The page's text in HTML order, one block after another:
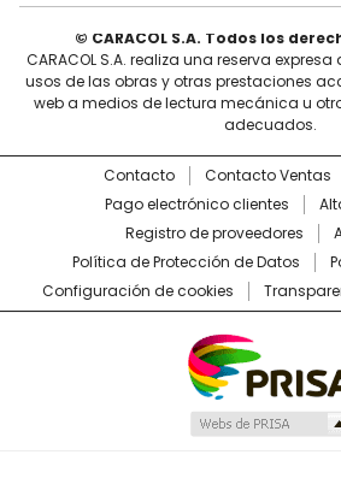
© CARACOL S.A. Todos los
CARACOL S.A. realiza una reserva
usos de las obras y otras prestaciones
web a medios de lectura mecánica u
adecuados.
Contacto Contacto Ventas
Pago electrónico clientes
Registro de proveedores
Política de Protección de Datos
Configuración de cookies